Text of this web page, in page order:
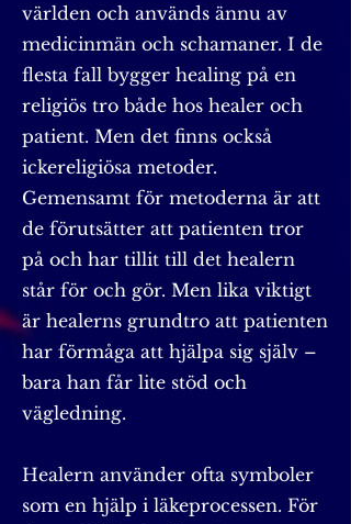
världen och används ännu av
medicinmän och schamaner. I de
flesta fall bygger healing på en
religiös tro både hos healer och
patient. Men det finns också
ickereligiösa metoder.
Gemensamt för metoderna är att
de förutsätter att patienten tror
på och har tillit till det healern
står för och gör. Men lika viktigt
är healerns grundtro att patienten
har förmåga att hjälpa sig själv –
bara han får lite stöd och
vägledning.
Healern använder ofta symboler
som en hjälp i läkeprocessen. För